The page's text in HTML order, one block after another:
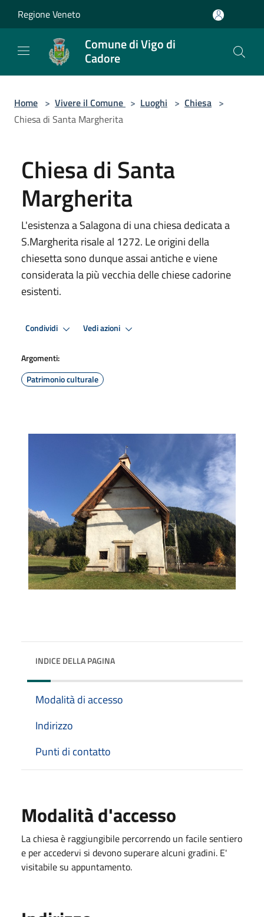
Regione Veneto
Comune di Vigo di
Cadore
Home > Vivere il Comune > Luoghi > Chiesa >
Chiesa di Santa Margherita
Chiesa di Santa
Margherita
L'esistenza a Salagona di una chiesa dedicata a
S.Margherita risale al 1272. Le origini della
chiesetta sono dunque assai antiche e viene
considerata la più vecchia delle chiese cadorine
esistenti.
Condividi Vedi azioni
Argomenti:
Patrimonio culturale
INDICE DELLA PAGINA
Modalità di accesso
Indirizzo
Punti di contatto
Modalità d'accesso
La chiesa è raggiungibile percorrendo un facile sentiero
e per accedervi si devono superare alcuni gradini. E'
visitabile su appuntamento.